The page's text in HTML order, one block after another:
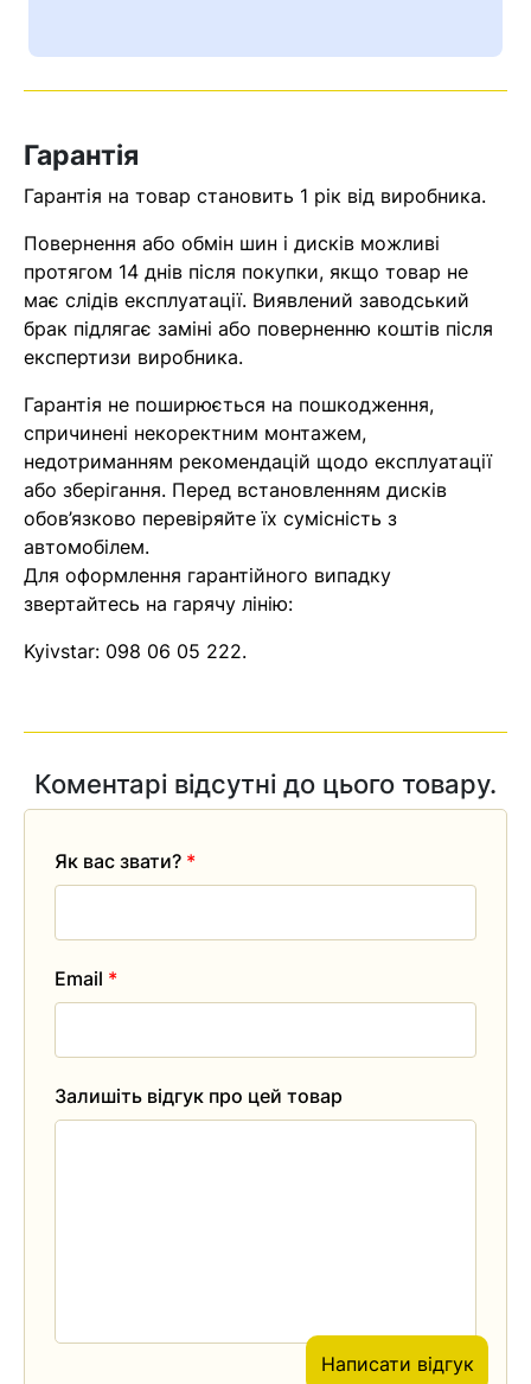
Помилка:
Оператор зв’яжеться з вами
найближчим часом
Гарантія
Гарантія на товар становить 1 рік від виробника.
Повернення або обмін шин і дисків можливі
протягом 14 днів після покупки, якщо товар не
має слідів експлуатації. Виявлений заводський
брак підлягає заміні або поверненню коштів після
експертизи виробника.
Гарантія не поширюється на пошкодження,
спричинені некоректним монтажем,
недотриманням рекомендацій щодо експлуатації
або зберігання. Перед встановленням дисків
обов’язково перевіряйте їх сумісність з
автомобілем.
Для оформлення гарантійного випадку
звертайтесь на гарячу лінію:
Kyivstar: 098 06 05 222.
Коментарі відсутні до цього товару.
Залишіть відгук про цей товар
Як вас звати? *
Email *
Написати відгук